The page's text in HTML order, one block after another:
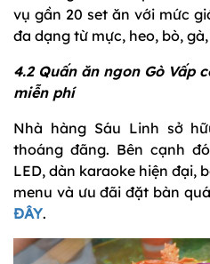
vụ gần 20 set ăn với mức
đa dạng từ mực, heo, bò,
4.2 Quấn ăn ngon Gò Vấp
miễn phí
Nhà hàng Sáu Linh sở
thoáng đãng. Bên cạnh
LED, dàn karaoke hiện đại,
menu và ưu đãi đặt bàn
ĐÂY.